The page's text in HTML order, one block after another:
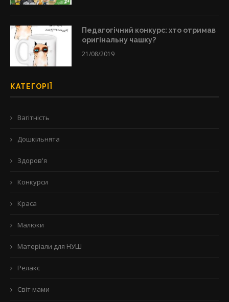
Педагогічний конкурс: хто отримав
оригінальну чашку?
21/08/2019
КАТЕГОРІЇ
Вагітність
Дошкільнята
Здоров'я
Конкурси
Краса
Малюки
Матеріали для НУШ
Релакс
Світ мами